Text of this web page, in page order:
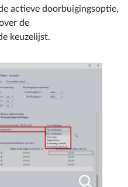
actieve doorbuigingsoptie,
de
keuzelijst.